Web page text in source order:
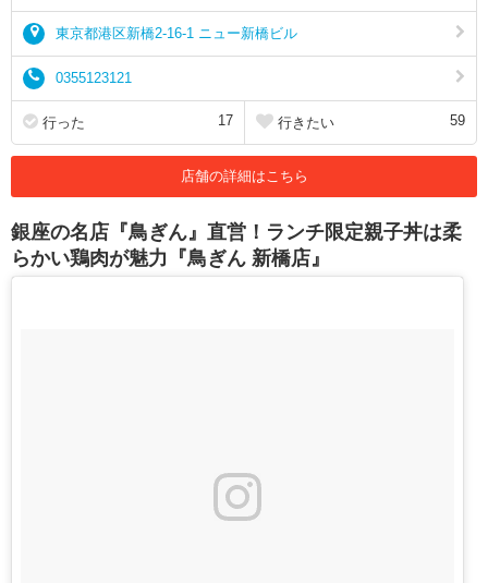
東京都港区新橋2-16-1 ニュー新橋ビル
0355123121
行った 17 行きたい 59
店舗の詳細はこちら
銀座の名店『鳥ぎん』直営！ランチ限定親子丼は柔
らかい鶏肉が魅力『鳥ぎん 新橋店』